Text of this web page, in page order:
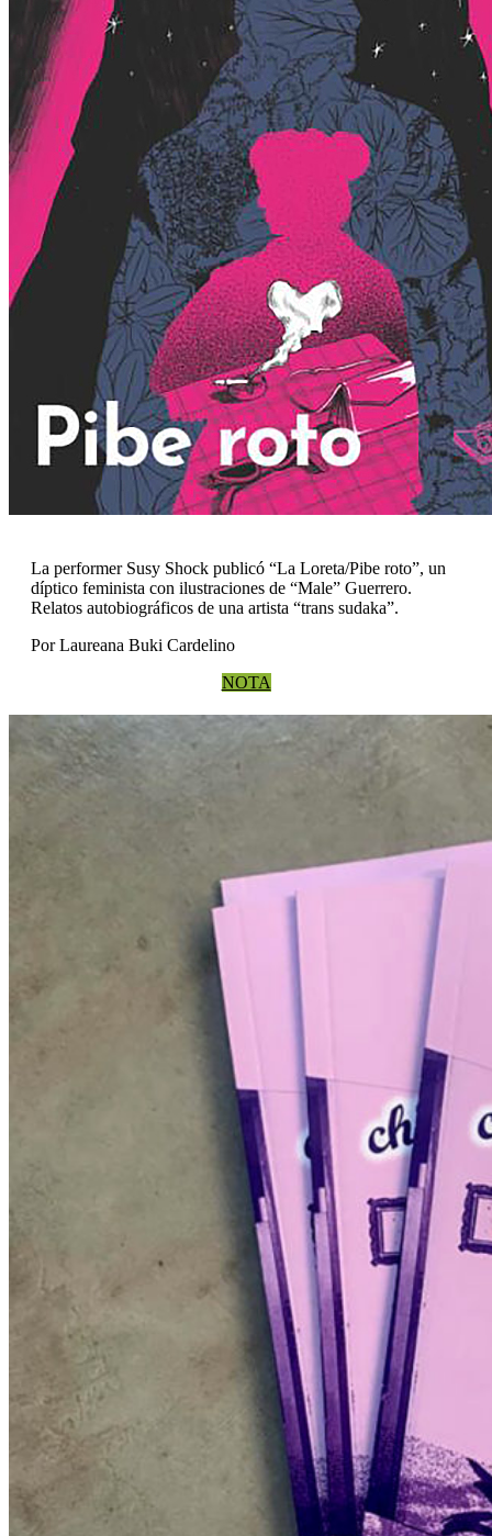
La performer Susy Shock publicó “La Loreta/Pibe roto”, un
díptico feminista con ilustraciones de “Male” Guerrero.
Relatos autobiográficos de una artista “trans sudaka”.
Por Laureana Buki Cardelino
NOTA